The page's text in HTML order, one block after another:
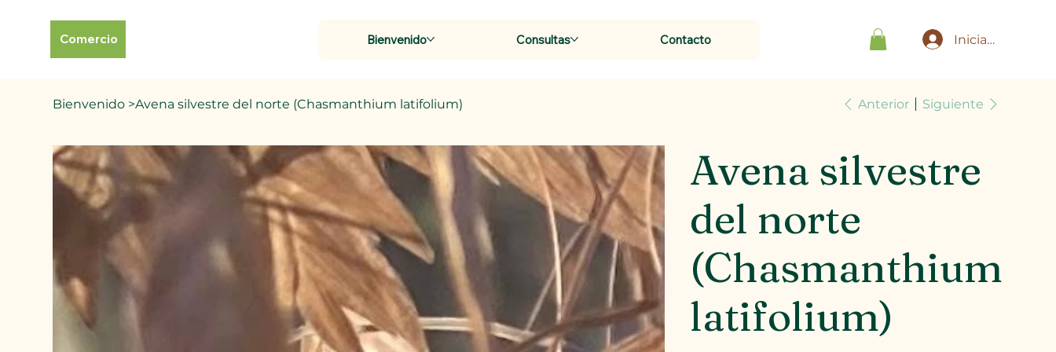
Comercio Bienvenido Consultas Contacto Iniciar sesión
Bienvenido >Avena silvestre del norte (Chasmanthium latifolium) Anterior Siguiente
Avena silvestre
del norte
(Chasmanthium
latifolium)